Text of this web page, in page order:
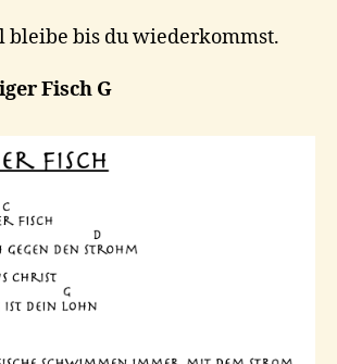
bleibe bis du wiederkommst.
Fisch G